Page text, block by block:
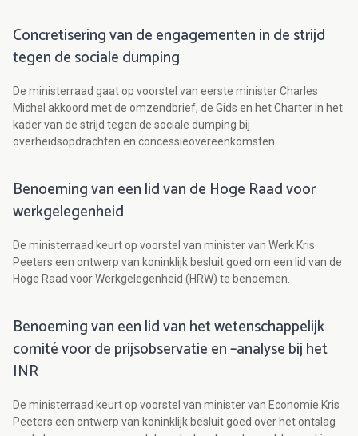
Concretisering van de engagementen in de strijd
tegen de sociale dumping
De ministerraad gaat op voorstel van eerste minister Charles
Michel akkoord met de omzendbrief, de Gids en het Charter in het
kader van de strijd tegen de sociale dumping bij
overheidsopdrachten en concessieovereenkomsten.
Benoeming van een lid van de Hoge Raad voor
werkgelegenheid
De ministerraad keurt op voorstel van minister van Werk Kris
Peeters een ontwerp van koninklijk besluit goed om een lid van de
Hoge Raad voor Werkgelegenheid (HRW) te benoemen.
Benoeming van een lid van het wetenschappelijk
comité voor de prijsobservatie en –analyse bij het
INR
De ministerraad keurt op voorstel van minister van Economie Kris
Peeters een ontwerp van koninklijk besluit goed over het ontslag